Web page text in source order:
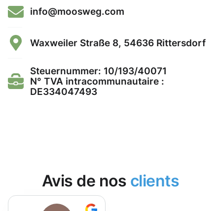
info@moosweg.com
Waxweiler Straße 8, 54636 Rittersdorf
Steuernummer: 10/193/40071
N° TVA intracommunautaire :
DE334047493
Avis de nos clients